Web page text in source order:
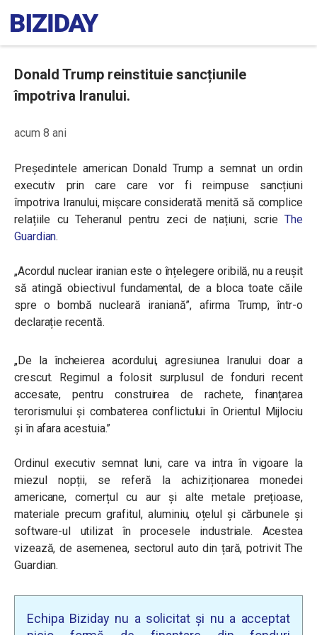
Donald Trump reinstituie sancțiunile
împotriva Iranului.
acum 8 ani
Președintele american Donald Trump a semnat un ordin
executiv prin care care vor fi reimpuse sancțiuni
împotriva Iranului, mișcare considerată menită să complice
relațiile cu Teheranul pentru zeci de națiuni, scrieThe
Guardian.
„Acordul nuclear iranian este o înțelegere oribilă, nu a reușit
să atingă obiectivul fundamental, de a bloca toate căile
spre o bombă nucleară iraniană”, afirma Trump, într-o
declarație recentă.
„De la încheierea acordului, agresiunea Iranului doar a
crescut. Regimul a folosit surplusul de fonduri recent
accesate, pentru construirea de rachete, finanțarea
terorismului și combaterea conflictului în Orientul Mijlociu
și în afara acestuia.”
Ordinul executiv semnat luni, care va intra în vigoare la
miezul nopții, se referă la achiziționarea monedei
americane, comerțul cu aur și alte metale prețioase,
materiale precum grafitul, aluminiu, oțelul și cărbunele și
software-ul utilizat în procesele industriale. Acestea
vizează, de asemenea, sectorul auto din țară, potrivit The
Guardian.
Echipa Biziday nu a solicitat și nu a acceptat